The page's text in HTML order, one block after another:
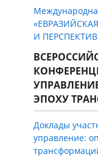
И
ЭПОХУ
Доклады
управление: